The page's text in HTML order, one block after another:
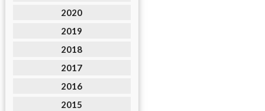
2020
2019
2018
2017
2016
2015